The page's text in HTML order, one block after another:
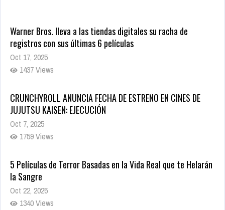
CRUNCHYROLL ANUNCIA FECHA DE ESTRENO EN CINES DE
JUJUTSU KAISEN: EJECUCIÓN
Oct 7, 2025
1759 Views
5 Películas de Terror Basadas en la Vida Real que te Helarán
la Sangre
Oct 22, 2025
1340 Views
Revive el terror: El conjuro 4: Últimos ritos ya está disponible
en tiendas digitales
Oct 20, 2025
1382 Views